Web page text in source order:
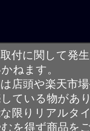
取付に関して発
ねます。
は店頭や楽天市
ている物があ
な限りリアルタ
を得ず商品を